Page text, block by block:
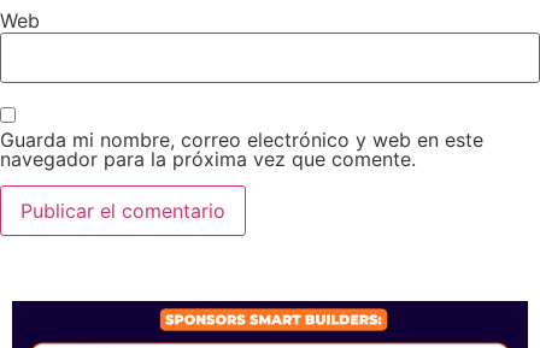
Web
Guarda mi nombre, correo electrónico y web en este
navegador para la próxima vez que comente.